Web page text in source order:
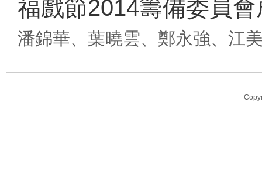
福戲節2014籌備委員會
潘錦華、葉曉雲、鄭永強、江